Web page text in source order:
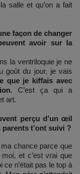
salle et qu’on a fait
façon de changer
avoir sur la
la ventriloquie je ne
goût du jour, je vais
que je kiffais avec
. C’est ça qui a
art.
perçu d’un œil
t’ont suivi ?
et c’est vrai que
n’était pas le top à